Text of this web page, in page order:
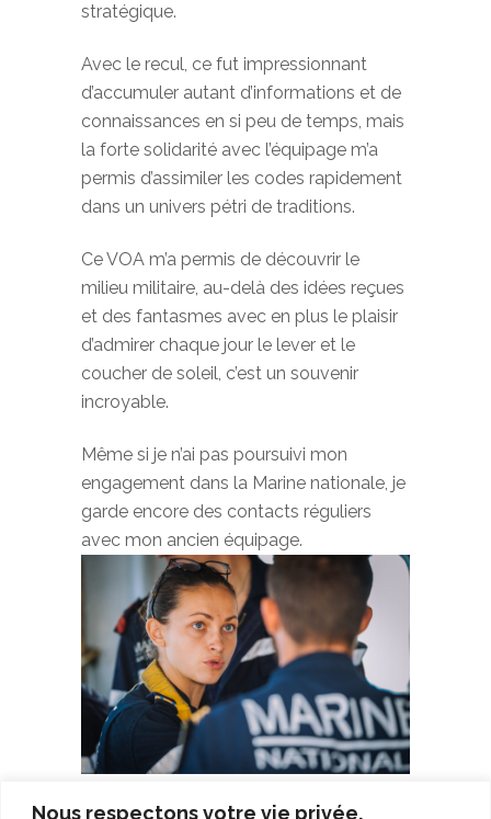
Nous respectons votre vie privée.
stratégique.
Avec le recul, ce fut impressionnant
d’accumuler autant d’informations et de
connaissances en si peu de temps, mais
la forte solidarité avec l’équipage m’a
permis d’assimiler les codes rapidement
dans un univers pétri de traditions.
Ce VOA m’a permis de découvrir le
milieu militaire, au-delà des idées reçues
et des fantasmes avec en plus le plaisir
d’admirer chaque jour le lever et le
coucher de soleil, c’est un souvenir
incroyable.
Même si je n’ai pas poursuivi mon
engagement dans la Marine nationale, je
garde encore des contacts réguliers
avec mon ancien équipage.